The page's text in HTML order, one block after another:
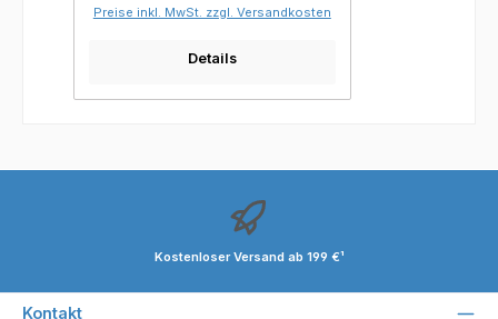
Preise inkl. MwSt. zzgl. Versandkosten
Details
Kostenloser Versand ab 199 €¹
Kontakt